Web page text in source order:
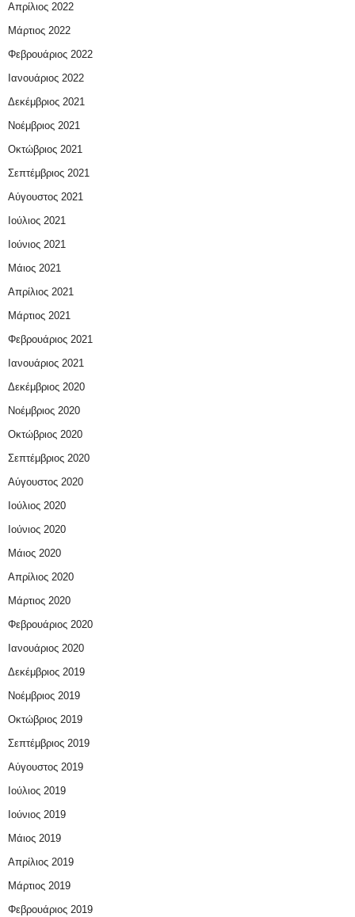
Απρίλιος 2022
Μάρτιος 2022
Φεβρουάριος 2022
Ιανουάριος 2022
Δεκέμβριος 2021
Νοέμβριος 2021
Οκτώβριος 2021
Σεπτέμβριος 2021
Αύγουστος 2021
Ιούλιος 2021
Ιούνιος 2021
Μάιος 2021
Απρίλιος 2021
Μάρτιος 2021
Φεβρουάριος 2021
Ιανουάριος 2021
Δεκέμβριος 2020
Νοέμβριος 2020
Οκτώβριος 2020
Σεπτέμβριος 2020
Αύγουστος 2020
Ιούλιος 2020
Ιούνιος 2020
Μάιος 2020
Απρίλιος 2020
Μάρτιος 2020
Φεβρουάριος 2020
Ιανουάριος 2020
Δεκέμβριος 2019
Νοέμβριος 2019
Οκτώβριος 2019
Σεπτέμβριος 2019
Αύγουστος 2019
Ιούλιος 2019
Ιούνιος 2019
Μάιος 2019
Απρίλιος 2019
Μάρτιος 2019
Φεβρουάριος 2019